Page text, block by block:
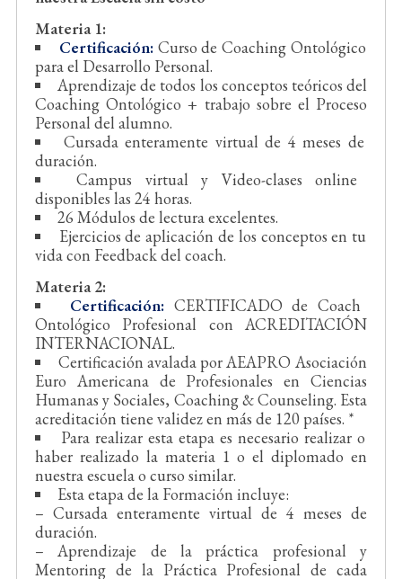
Materia 1:
Certificación:Curso de Coaching Ontológico
para el Desarrollo Personal.
Aprendizaje de todos los conceptos teóricos del
Coaching Ontológico + trabajo sobre el Proceso
Personal del alumno.
Cursada enteramente virtual de 4 meses de
duración.
Campus virtual y Video-clases online
disponibles las 24 horas.
26 Módulos de lectura excelentes.
Ejercicios de aplicación de los conceptos en tu
vida con Feedback del coach.
Materia 2:
Certificación:CERTIFICADO de Coach
Ontológico Profesional con ACREDITACIÓN
INTERNACIONAL.
Certificación avalada por AEAPRO Asociación
Euro Americana de Profesionales en Ciencias
Humanas y Sociales, Coaching & Counseling. Esta
acreditación tiene validez en más de 120 países. *
Para realizar esta etapa es necesario realizar o
haber realizado la materia 1 o el diplomado en
nuestra escuela o curso similar.
Esta etapa de la Formación incluye:
– Cursada enteramente virtual de 4 meses de
duración.
– Aprendizaje de la práctica profesional y
Mentoring de la Práctica Profesional de cada